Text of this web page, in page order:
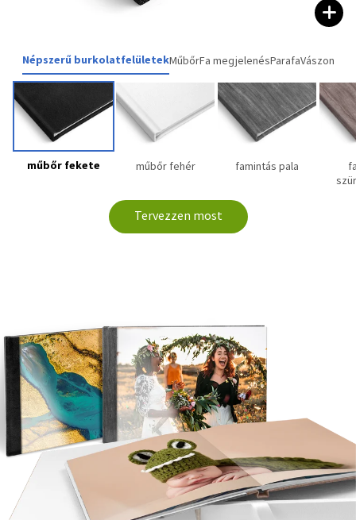
Népszerű burkolatfelületekMűbőrFa megjelenésParafaVászon
műbőr fekete műbőr fehér famintás pala
Tervezzen most